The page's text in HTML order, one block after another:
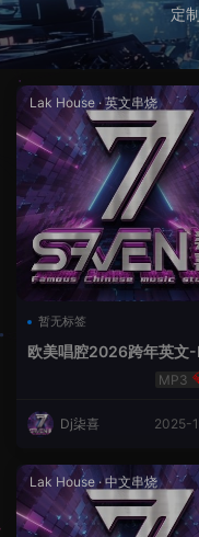
定
Lak House·英文串烧
暂无标签
欧美唱腔2026跨年英文-
Dj柒喜 2025-
Lak House·中文串烧